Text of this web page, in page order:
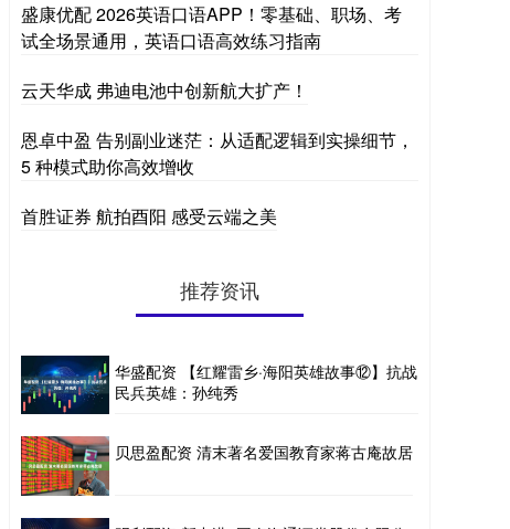
盛康优配 2026英语口语APP！零基础、职场、考
试全场景通用，英语口语高效练习指南
云天华成 弗迪电池中创新航大扩产！
恩卓中盈 告别副业迷茫：从适配逻辑到实操细节，
5 种模式助你高效增收
首胜证券 航拍酉阳 感受云端之美
推荐资讯
华盛配资 【红耀雷乡·海阳英雄故事⑫】抗战
民兵英雄：孙纯秀
贝思盈配资 清末著名爱国教育家蒋古庵故居